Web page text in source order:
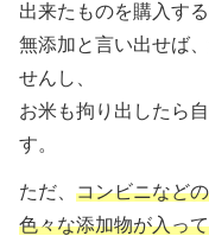
出来たものを購入す
無添加と言い出せば
せんし、
お米も拘り出したら
す。
ただ、 コンビニなど
色々な添加物が入っ